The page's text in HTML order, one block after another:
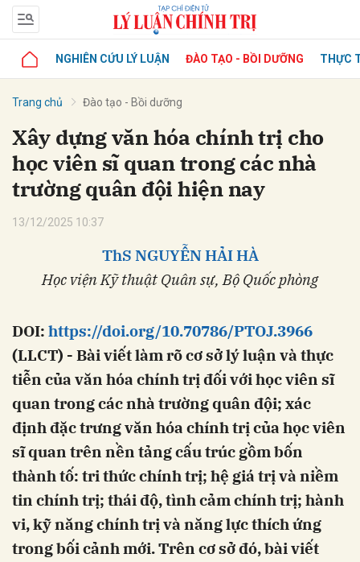
NGHIÊN CỨU LÝ LUẬN ĐÀO TẠO - BỒI DƯỠNG THỰC
Trang chủ Đào tạo - Bồi dưỡng
Xây dựng văn hóa chính trị cho
học viên sĩ quan trong các nhà
trường quân đội hiện nay
13/12/2025 10:37
ThS NGUYỄN HẢI HÀ
Học viện Kỹ thuật Quân sự, Bộ Quốc phòng
DOI: https://doi.org/10.70786/PTOJ.3966
(LLCT) - Bài viết làm rõ cơ sở lý luận và thực
tiễn của văn hóa chính trị đối với học viên sĩ
quan trong các nhà trường quân đội; xác
định đặc trưng văn hóa chính trị của học viên
sĩ quan trên nền tảng cấu trúc gồm bốn
thành tố: tri thức chính trị; hệ giá trị và niềm
tin chính trị; thái độ, tình cảm chính trị; hành
vi, kỹ năng chính trị và năng lực thích ứng
trong bối cảnh mới. Trên cơ sở đó, bài viết